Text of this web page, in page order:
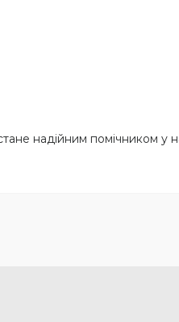
надійним помічником у